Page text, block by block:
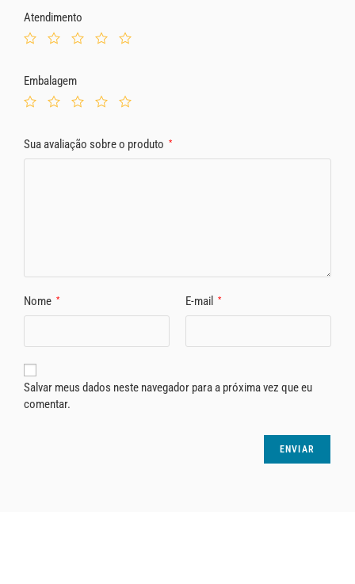
Atendimento
Embalagem
Sua avaliação sobre o produto *
Nome * E-mail *
Salvar meus dados neste navegador para a próxima vez que eu
comentar.